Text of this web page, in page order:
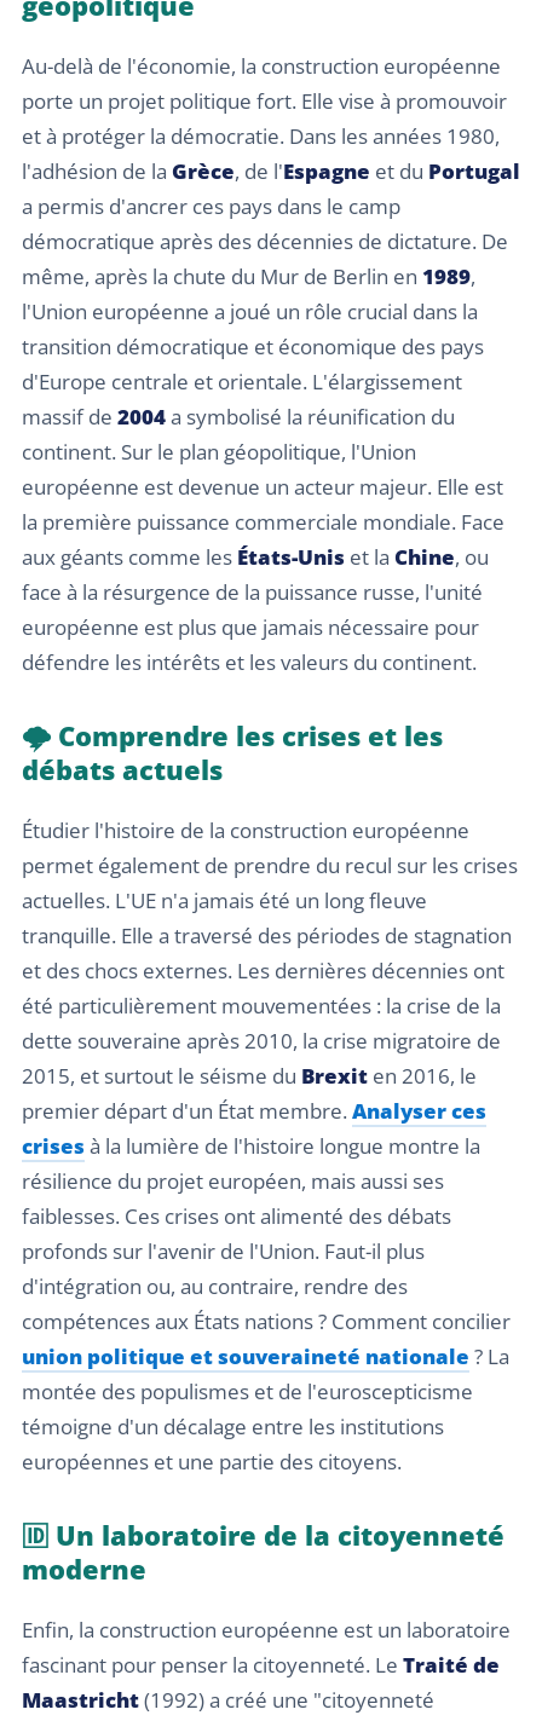
Au-delà de l'économie, la construction européenne
porte un projet politique fort. Elle vise à promouvoir
et à protéger la démocratie. Dans les années 1980,
l'adhésion de la Grèce, de l'Espagne et du Portugal
a permis d'ancrer ces pays dans le camp
démocratique après des décennies de dictature. De
même, après la chute du Mur de Berlin en 1989,
l'Union européenne a joué un rôle crucial dans la
transition démocratique et économique des pays
d'Europe centrale et orientale. L'élargissement
massif de 2004a symbolisé la réunification du
continent. Sur le plan géopolitique, l'Union
européenne est devenue un acteur majeur. Elle est
la première puissance commerciale mondiale. Face
aux géants comme les États-Unis et la Chine, ou
face à la résurgence de la puissance russe, l'unité
européenne est plus que jamais nécessaire pour
défendre les intérêts et les valeurs du continent.
🌩️ Comprendre les crises et les
débats actuels
Étudier l'histoire de la construction européenne
permet également de prendre du recul sur les crises
actuelles. L'UE n'a jamais été un long fleuve
tranquille. Elle a traversé des périodes de stagnation
et des chocs externes. Les dernières décennies ont
été particulièrement mouvementées : la crise de la
dette souveraine après 2010, la crise migratoire de
2015, et surtout le séisme du Brexit en 2016, le
premier départ d'un État membre. Analyser ces
crises à la lumière de l'histoire longue montre la
résilience du projet européen, mais aussi ses
faiblesses. Ces crises ont alimenté des débats
profonds sur l'avenir de l'Union. Faut-il plus
d'intégration ou, au contraire, rendre des
compétences aux États nations ? Comment concilier
union politique et souveraineté nationale ? La
montée des populismes et de l'euroscepticisme
témoigne d'un décalage entre les institutions
européennes et une partie des citoyens.
🆔 Un laboratoire de la citoyenneté
moderne
Enfin, la construction européenne est un laboratoire
fascinant pour penser la citoyenneté. Le Traité de
Maastricht(1992) a créé une "citoyenneté